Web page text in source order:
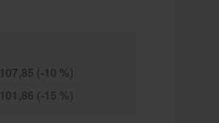
107,85 (-10 %)
101,86 (-15 %)